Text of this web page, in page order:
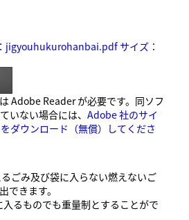
jigyouhukurohanbai.pdf サイズ：
Adobe Reader が必要です。同ソフ
いない場合には、 Adobe 社のサイ
ダウンロード（無償）してくださ
ごみ及び袋に入らない燃えないご
できます。
るものでも重量制とすることがで